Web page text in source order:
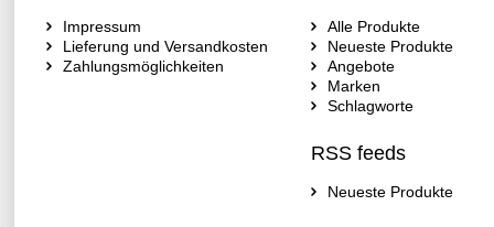
Impressum
Lieferung und Versandkosten
Zahlungsmöglichkeiten
Alle Produkte
Neueste Produkte
Angebote
Marken
Schlagworte
RSS feeds
Neueste Produkte